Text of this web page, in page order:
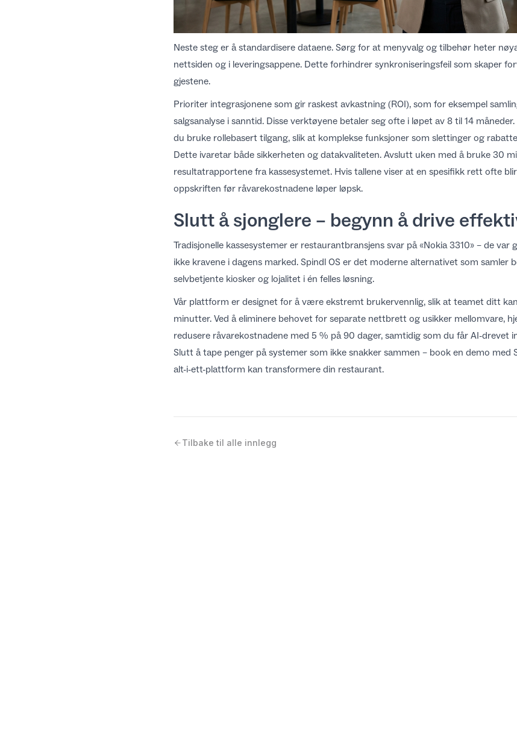
Neste steg er å standardisere dataene. Sørg for at menyvalg og tilbehør heter
nettsiden og i leveringsappene. Dette forhindrer synkroniseringsfeil som skaper
gjestene.
Prioriter integrasjonene som gir raskest avkastning (ROI), som for eksempel
salgsanalyse i sanntid. Disse verktøyene betaler seg ofte i løpet av 8 til 14
du bruke rollebasert tilgang, slik at komplekse funksjoner som slettinger og
Dette ivaretar både sikkerheten og datakvaliteten. Avslutt uken med å bruke 30
resultatrapportene fra kassesystemet. Hvis tallene viser at en spesifikk rett ofte
oppskriften før råvarekostnadene løper løpsk.
Slutt å sjonglere – begynn å drive
Tradisjonelle kassesystemer er restaurantbransjens svar på «Nokia 3310» – de var
ikke kravene i dagens marked. Spindl OS er det moderne alternativet som samler
selvbetjente kiosker og lojalitet i én felles løsning.
Vår plattform er designet for å være ekstremt brukervennlig, slik at teamet ditt
minutter. Ved å eliminere behovet for separate nettbrett og usikker mellomvare,
redusere råvarekostnadene med 5 % på 90 dager, samtidig som du får AI-drevet
Slutt å tape penger på systemer som ikke snakker sammen – book en demo med
alt-i-ett-plattform kan transformere din restaurant.
Tilbake til alle innlegg